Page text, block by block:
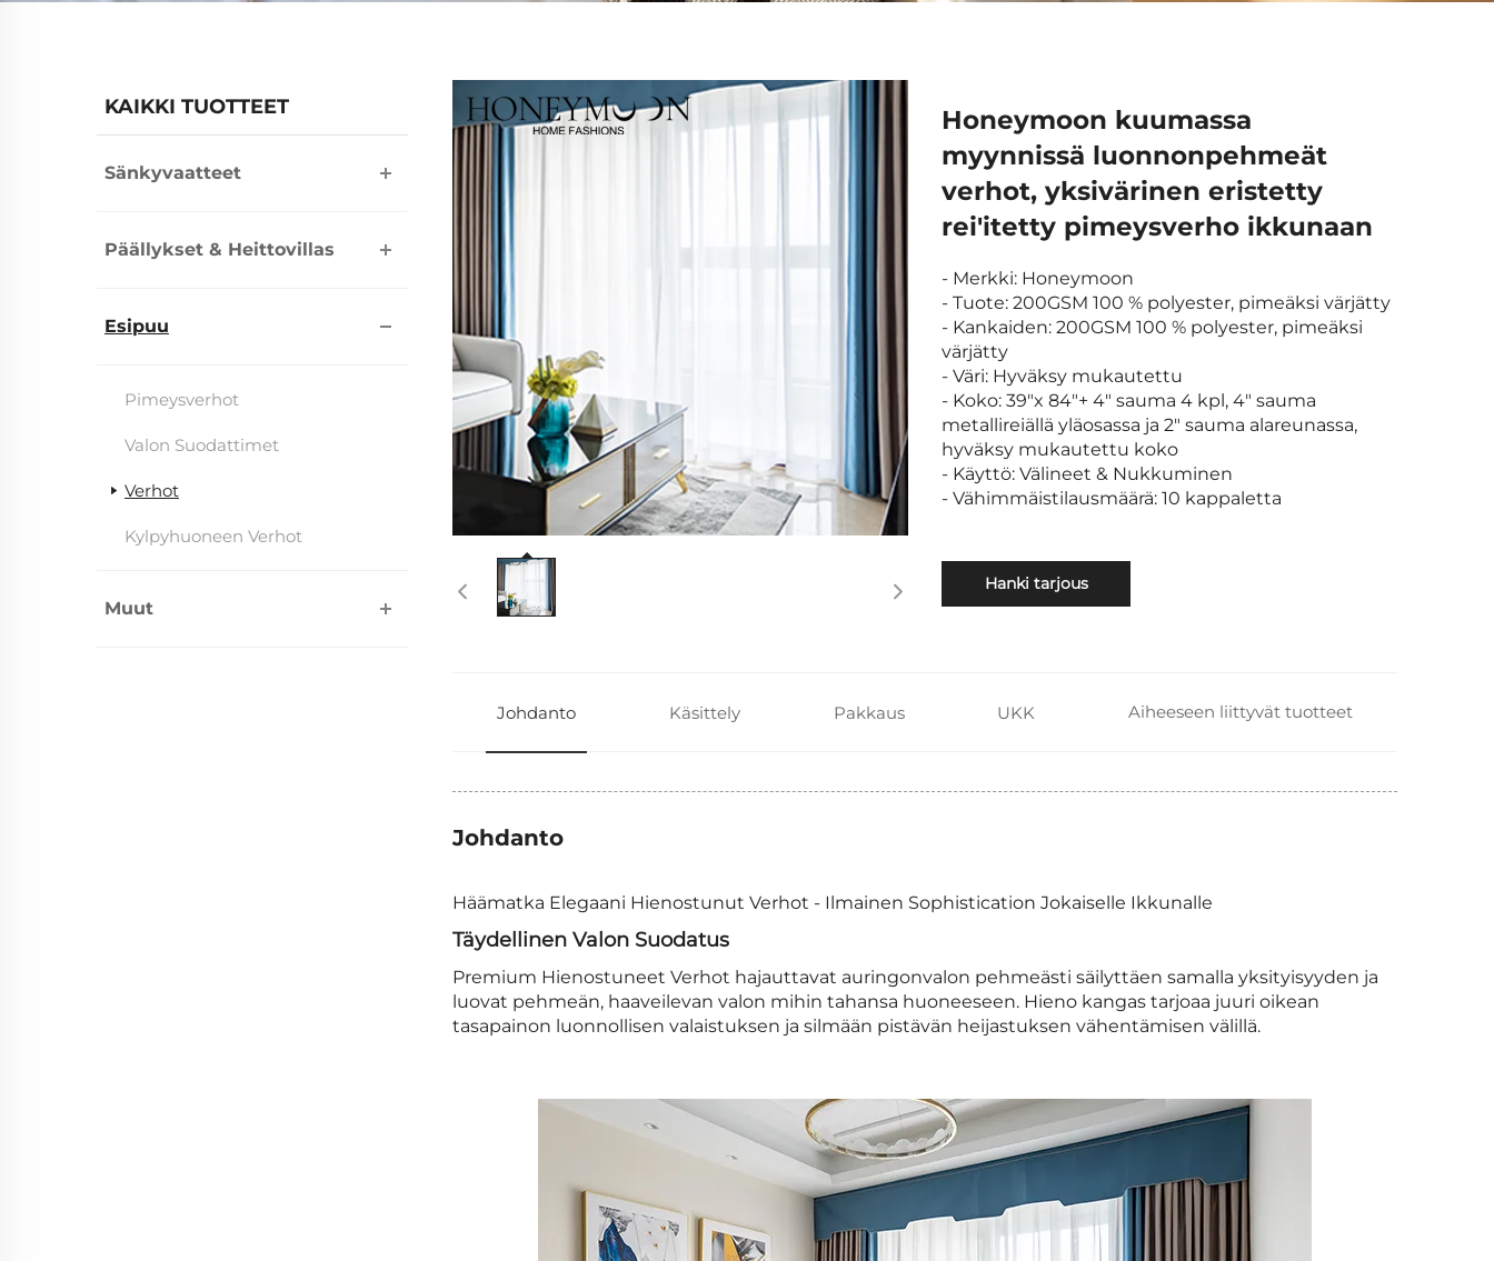
KAIKKI TUOTTEET
Sänkyvaatteet
Päällykset & Heittovillas
Esipuu
Pimeysverhot
Valon Suodattimet
Verhot
Kylpyhuoneen Verhot
Muut
Honeymoon kuumassa
myynnissä luonnonpehmeät
verhot, yksivärinen eristetty
rei'itetty pimeysverho ikkunaan
- Merkki: Honeymoon
- Tuote: 200GSM 100 % polyester, pimeäksi värjätty
- Kankaiden: 200GSM 100 % polyester, pimeäksi
värjätty
- Väri: Hyväksy mukautettu
- Koko: 39"x 84"+ 4" sauma 4 kpl, 4" sauma
metallireiällä yläosassa ja 2" sauma alareunassa,
hyväksy mukautettu koko
- Käyttö: Välineet & Nukkuminen
- Vähimmäistilausmäärä: 10 kappaletta
Hanki tarjous
Johdanto Käsittely Pakkaus UKK Aiheeseen liittyvät tuotteet
Johdanto
Häämatka Elegaani Hienostunut Verhot - Ilmainen Sophistication Jokaiselle Ikkunalle
Täydellinen Valon Suodatus
Premium Hienostuneet Verhot hajauttavat auringonvalon pehmeästi säilyttäen samalla yksityisyyden ja
luovat pehmeän, haaveilevan valon mihin tahansa huoneeseen. Hieno kangas tarjoaa juuri oikean
tasapainon luonnollisen valaistuksen ja silmään pistävän heijastuksen vähentämisen välillä.